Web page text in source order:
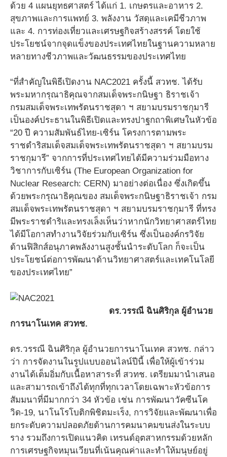
ด้วย 4 แผนยุทธศาสตร์ ได้แก่ 1. เกษตรและอาหาร 2.
สุขภาพและการแพทย์ 3. พลังงาน วัสดุและเคมีชีวภาพ
และ 4. การท่องเที่ยวและเศรษฐกิจสร้างสรรค์ โดยใช้
ประโยชน์จากจุดแข็งของประเทศไทยในฐานความหลาย
หลายทางชีวภาพและวัฒนธรรมของประเทศไทย
“ที่สำคัญในพิธีเปิดงาน NAC2021 ครั้งนี้ สวทช. ได้รับ
พระมหากรุณาธิคุณจากสมเด็จพระกนิษฐา ธิราชเจ้า
กรมสมเด็จพระเทพรัตนราชสุดา ฯ สยามบรมราชกุมารี
เป็นองค์ประธานในพิธีเปิดและทรงปาฐกถาพิเศษในหัวข้อ
“20 ปี ความสัมพันธ์ไทย-เซิร์น โครงการตามพระ
ราชดำริสมเด็จสมเด็จพระเทพรัตนราชสุดา ฯ สยามบรม
ราชกุมารี” จากการที่ประเทศไทยได้มีความร่วมมือทาง
วิชาการกับเซิร์น (The European Organization for
Nuclear Research: CERN) มาอย่างต่อเนื่อง ซึ่งเกิดขึ้น
ด้วยพระกรุณาธิคุณของ สมเด็จพระกนิษฐาธิราชเจ้า กรม
สมเด็จพระเทพรัตนราชสุดา ฯ สยามบรมราชกุมารี ที่ทรง
มีพระราชดําริและทรงเล็งเห็นว่าหากนักวิทยาศาสตร์ไทย
ได้มีโอกาสทํางานวิจัยร่วมกับเซิร์น ซึ่งเป็นองค์กรวิจัย
ด้านฟิสิกส์อนุภาคพลังงานสูงชั้นนําระดับโลก ก็จะเป็น
ประโยชน์ต่อการพัฒนาด้านวิทยาศาสตร์และเทคโนโลยี
ของประเทศไทย”
ดร.วรรณี ฉินศิริกุล ผู้อำนวย
การนาโนเทค สวทช.
ดร.วรรณี ฉินศิริกุล ผู้อำนวยการนาโนเทค สวทช. กล่าว
ว่า การจัดงานในรูปแบบออนไลน์ปีนี้ เพื่อให้ผู้เข้าร่วม
งานได้เต็มอิ่มกับเนื้อหาสาระที่ สวทช. เตรียมมานำเสนอ
และสามารถเข้าถึงได้ทุกที่ทุกเวลาโดยเฉพาะหัวข้อการ
สัมมนาที่มีมากกว่า 34 หัวข้อ เช่น การพัฒนาวัคซีนโค
วิด-19, นาโนโรโบติกพิชิตมะเร็ง, การวิจัยและพัฒนาเพื่อ
ยกระดับความปลอดภัยด้านการคมนาคมขนส่งในระบบ
ราง รวมถึงการเปิดแนวคิด เทรนด์อุตสาหกรรมด้วยหลัก
การเศรษฐกิจหมุนเวียนที่เน้นคุณค่าและทำให้มนุษย์อยู่